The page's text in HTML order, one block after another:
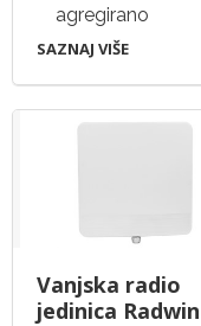
agregirano
SAZNAJ VIŠE
Vanjska radio
jedinica Radwin